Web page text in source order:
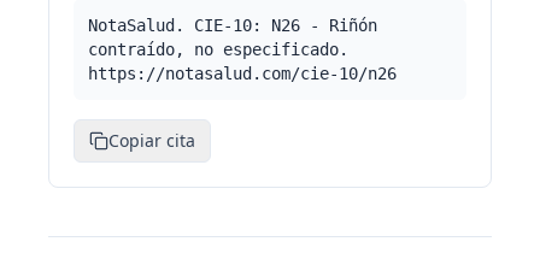
NotaSalud. CIE-10: N26 - Riñón
contraído, no especificado.
https://notasalud.com/cie-10/n26
Copiar cita